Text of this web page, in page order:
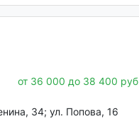
от 36 000 до 38 400 руб
34; ул. Попова, 16